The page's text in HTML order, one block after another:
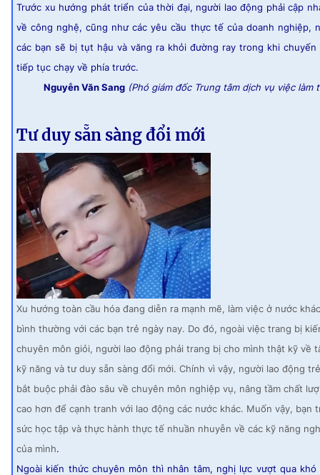
Trước xu hướng phát triển của thời đại, người lao động phải cập
về công nghệ, cũng như các yêu cầu thực tế của doanh nghiệp,
các bạn sẽ bị tụt hậu và văng ra khỏi đường ray trong khi
tiếp tục chạy về phía trước.
Nguyễn Văn Sang (Phó giám đốc Trung tâm dịch vụ việc làm
Tư duy sẵn sàng đổi mới
Xu hướng toàn cầu hóa đang diễn ra mạnh mẽ, làm việc ở nước
bình thường với các bạn trẻ ngày nay. Do đó, ngoài việc trang bị
chuyên môn giỏi, người lao động phải trang bị cho mình thật kỹ về
kỹ năng và tư duy sẵn sàng đổi mới. Chính vì vậy, người lao động
bắt buộc phải đào sâu về chuyên môn nghiệp vụ, nâng tầm chất
cao hơn để cạnh tranh với lao động các nước khác. Muốn vậy, bạn
sức học tập và thực hành thực tế nhuần nhuyễn về các kỹ năng
của mình.
Ngoài kiến thức chuyên môn thì nhân tâm, nghị lực vượt qua khó